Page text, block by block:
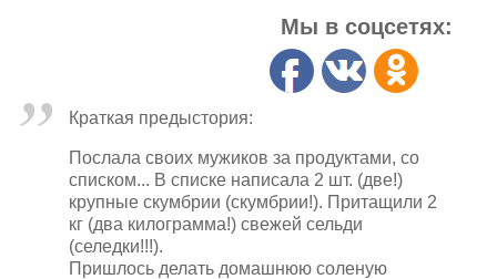
Мы в соцсетях:
Краткая предыстория:
Послала своих мужиков за продуктами, со
списком... В списке написала 2 шт. (две!)
крупные скумбрии (скумбрии!). Притащили 2
кг (два килограмма!) свежей сельди
(селедки!!!).
Пришлось делать домашнюю соленую